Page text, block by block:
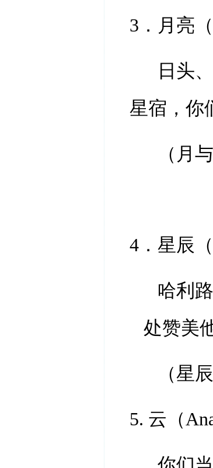
3．月亮（
日头
星宿，你
（月
4．星辰
哈利
处赞美
（星
5. 云（